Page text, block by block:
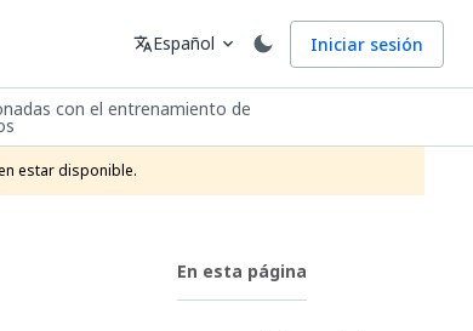
Idioma
translateEspañol expand_more Iniciar sesión
con el entrenamiento de
estar disponible.
En esta página